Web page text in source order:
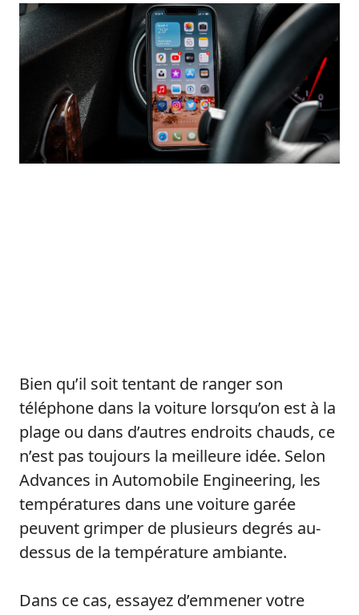
Bien qu’il soit tentant de ranger son
téléphone dans la voiture lorsqu’on est à la
plage ou dans d’autres endroits chauds, ce
n’est pas toujours la meilleure idée. Selon
Advances in Automobile Engineering, les
températures dans une voiture garée
peuvent grimper de plusieurs degrés au-
dessus de la température ambiante.
Dans ce cas, essayez d’emmener votre